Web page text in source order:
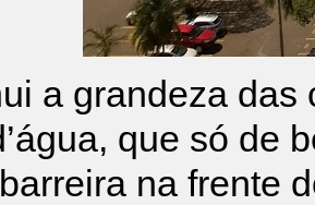
a grandeza
que só de
na frente